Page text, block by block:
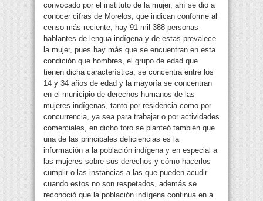
convocado por el instituto de la mujer, ahí se dio a
conocer cifras de Morelos, que indican conforme al
censo más reciente, hay 91 mil 388 personas
hablantes de lengua indígena y de estas prevalece
la mujer, pues hay más que se encuentran en esta
condición que hombres, el grupo de edad que
tienen dicha característica, se concentra entre los
14 y 34 años de edad y la mayoría se concentran
en el municipio de derechos humanos de las
mujeres indígenas, tanto por residencia como por
concurrencia, ya sea para trabajar o por actividades
comerciales, en dicho foro se planteó también que
una de las principales deficiencias es la
información a la población indígena y en especial a
las mujeres sobre sus derechos y cómo hacerlos
cumplir o las instancias a las que pueden acudir
cuando estos no son respetados, además se
reconoció que la población indígena continua en a